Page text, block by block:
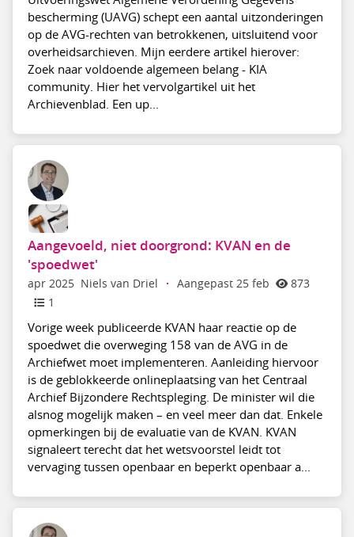
bescherming (UAVG) schept een aantal uitzonderingen
op de AVG-rechten van betrokkenen, uitsluitend voor
overheidsarchieven. Mijn eerdere artikel hierover:
Zoek naar voldoende algemeen belang - KIA
community. Hier het vervolgartikel uit het
Archievenblad. Een up...
Aangevoeld, niet doorgrond: KVAN en de
'spoedwet'
apr 2025 Niels van Driel · Aangepast 25 feb
873
1
Vorige week publiceerde KVAN haar reactie op de
spoedwet die overweging 158 van de AVG in de
Archiefwet moet implementeren. Aanleiding hiervoor
is de geblokkeerde onlineplaatsing van het Centraal
Archief Bijzondere Rechtspleging. De minister wil die
alsnog mogelijk maken – en veel meer dan dat. Enkele
opmerkingen bij de evaluatie van de KVAN. KVAN
signaleert terecht dat het wetsvoorstel leidt tot
vervaging tussen openbaar en beperkt openbaar a...